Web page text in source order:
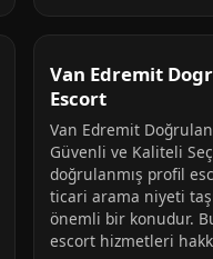
Van Edremit
Escort
Van Edremit
Güvenli ve Kaliteli
doğrulanmış profil
ticari arama niyeti
önemli bir konudur.
escort hizmetleri